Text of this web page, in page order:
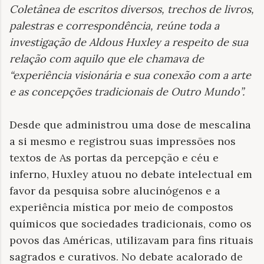
Coletânea de escritos diversos, trechos de livros,
palestras e correspondência, reúne toda a
investigação de Aldous Huxley a respeito de sua
relação com aquilo que ele chamava de
“experiência visionária e sua conexão com a arte
e as concepções tradicionais de Outro Mundo”.
Desde que administrou uma dose de mescalina
a si mesmo e registrou suas impressões nos
textos de As portas da percepção e céu e
inferno, Huxley atuou no debate intelectual em
favor da pesquisa sobre alucinógenos e a
experiência mística por meio de compostos
químicos que sociedades tradicionais, como os
povos das Américas, utilizavam para fins rituais
sagrados e curativos. No debate acalorado de